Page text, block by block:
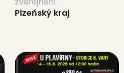
Plzeňský kraj